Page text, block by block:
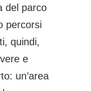
del parco
percorsi
quindi,
e
un’area